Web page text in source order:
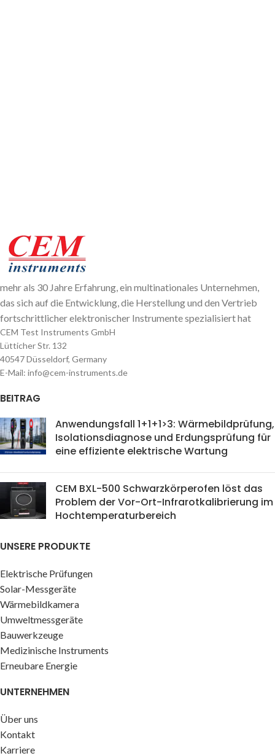
mehr als 30 Jahre Erfahrung, ein multinationales Unternehmen,
das sich auf die Entwicklung, die Herstellung und den Vertrieb
fortschrittlicher elektronischer Instrumente spezialisiert hat
CEM Test Instruments GmbH
Lütticher Str. 132
40547 Düsseldorf, Germany
E-Mail: info@cem-instruments.de
BEITRAG
Anwendungsfall 1+1+1>3: Wärmebildprüfung,
Isolationsdiagnose und Erdungsprüfung für
eine effiziente elektrische Wartung
CEM BXL-500 Schwarzkörperofen löst das
Problem der Vor-Ort-Infrarotkalibrierung im
Hochtemperaturbereich
UNSERE PRODUKTE
Elektrische Prüfungen
Solar-Messgeräte
Wärmebildkamera
Umweltmessgeräte
Bauwerkzeuge
Medizinische Instruments
Erneubare Energie
UNTERNEHMEN
Über uns
Kontakt
Karriere